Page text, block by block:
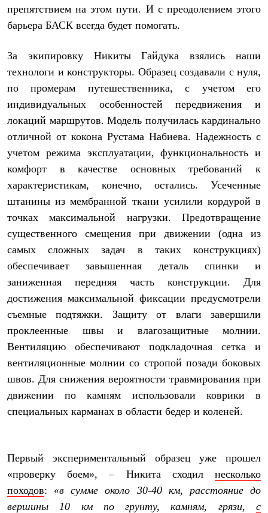
Утепленная синтетикой
Комбинезоны
Куртки
Лёгкая одежда
Футболки
Толстовки
Брюки
Софтшелл одежда
Куртки
Флисовая одежда
Брюки
Жилеты
Комбинезоны
Термобелье
Комплект термобелья
Снаряжение
Палатки
Тенты
Рюкзаки
Экспедиционные
Легкоходные
Городские
Аксессуары для рюкзаков
Пуховые
Комбинированные
Аксессуары для спальников
Сумки и баулы
Баулы
Кошельки
Сумки
Еда
Коврики
Обувь
Женская обувь
Сапоги
препятствием на этом пути. И с преодолением этого
барьера БАСК всегда будет помогать.
За экипировку Никиты Гайдука взялись наши
технологи и конструкторы. Образец создавали с нуля,
по промерам путешественника, с учетом его
индивидуальных особенностей передвижения и
локаций маршрутов. Модель получилась кардинально
отличной от кокона Рустама Набиева. Надежность с
учетом режима эксплуатации, функциональность и
комфорт в качестве основных требований к
характеристикам, конечно, остались. Усеченные
штанины из мембранной ткани усилили кордурой в
точках максимальной нагрузки. Предотвращение
существенного смещения при движении (одна из
самых сложных задач в таких конструкциях)
обеспечивает завышенная деталь спинки и
заниженная передняя часть конструкции. Для
достижения максимальной фиксации предусмотрели
съемные подтяжки. Защиту от влаги завершили
проклеенные швы и влагозащитные молнии.
Вентиляцию обеспечивают подкладочная сетка и
вентиляционные молнии со стропой позади боковых
швов. Для снижения вероятности травмирования при
движении по камням использовали коврики в
специальных карманах в области бедер и коленей.
Первый экспериментальный образец уже прошел
«проверку боем», – Никита сходил несколько
походов:
«в сумме около 30-40 км, расстояние до
вершины 10 км по грунту, камням, грязи, с